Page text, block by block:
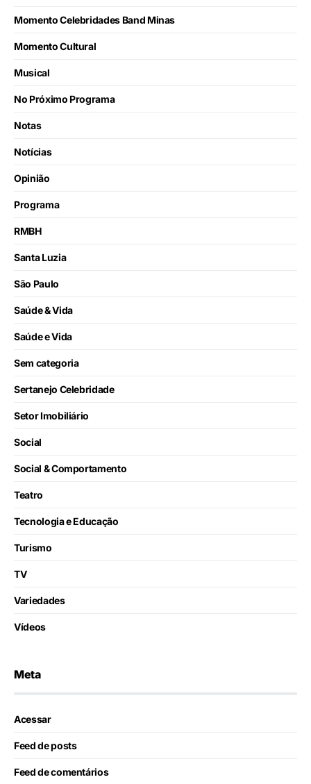
Momento Celebridades Band Minas
Momento Cultural
Musical
No Próximo Programa
Notas
Notícias
Opinião
Programa
RMBH
Santa Luzia
São Paulo
Saúde & Vida
Saúde e Vida
Sem categoria
Sertanejo Celebridade
Setor Imobiliário
Social
Social & Comportamento
Teatro
Tecnologia e Educação
Turismo
TV
Variedades
Vídeos
Meta
Acessar
Feed de posts
Feed de comentários